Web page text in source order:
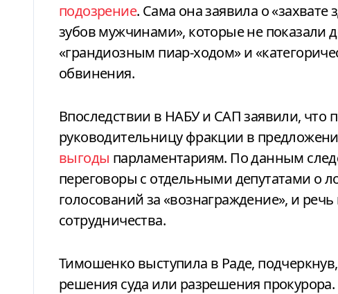
подозрение. Сама она заявила о
зубов мужчинами», которые не показали
«грандиозным пиар-ходом» и
обвинения.
Впоследствии в НАБУ и САП заявили, что
руководительницу фракции в
выгоды парламентариям. По данным
переговоры с отдельными депутатами о
голосований за «вознаграждение», и
сотрудничества.
Тимошенко выступила в Раде,
решения суда или разрешения